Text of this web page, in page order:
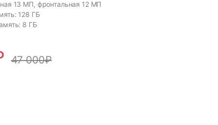
13 МП, фронтальная 12 МП
128 ГБ
8 ГБ
47 000₽